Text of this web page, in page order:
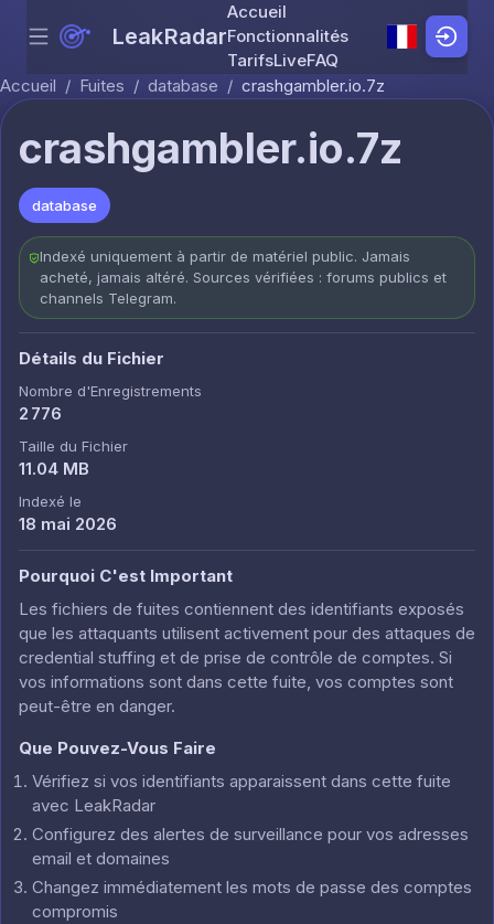
Skip to content
Menu LeakRadar
Accueil
Fonctionnalités
TarifsLiveFAQ
Accueil / Fuites / database / crashgambler.io.7z
crashgambler.io.7z
database
Indexé uniquement à partir de matériel public. Jamais
acheté, jamais altéré. Sources vérifiées : forums publics et
channels Telegram.
Détails du Fichier
Nombre d'Enregistrements
2 776
Taille du Fichier
11.04 MB
Indexé le
18 mai 2026
Pourquoi C'est Important
Les fichiers de fuites contiennent des identifiants exposés
que les attaquants utilisent activement pour des attaques de
credential stuffing et de prise de contrôle de comptes. Si
vos informations sont dans cette fuite, vos comptes sont
peut-être en danger.
Que Pouvez-Vous Faire
Vérifiez si vos identifiants apparaissent dans cette fuite
avec LeakRadar
Configurez des alertes de surveillance pour vos adresses
email et domaines
Changez immédiatement les mots de passe des comptes
compromis